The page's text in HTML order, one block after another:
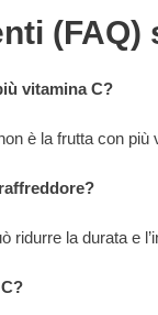
(FAQ)
vitamina C?
è la frutta con
ridurre la durata e